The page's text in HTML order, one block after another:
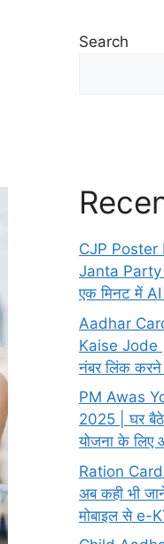
Search
CJP Poster
Janta Party
एक मिनट में
Aadhar
Kaise Jode |
नंबर लिंक करने
PM Awas
2025 | घर
योजना के लिए
Ration
अब कही भी
मोबाइल से e-